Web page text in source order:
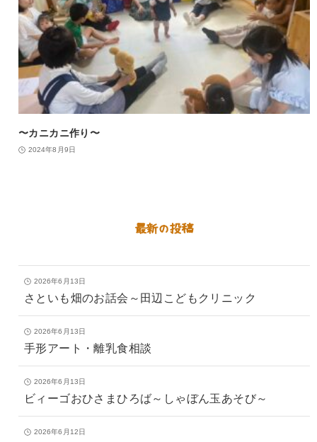
〜カニカニ作り〜
2024年8月9日
最新の投稿
2026年6月13日
さといも畑のお話会～田辺こどもクリニック
2026年6月13日
手形アート・離乳食相談
2026年6月13日
ビィーゴおひさまひろば～しゃぼん玉あそび～
2026年6月12日